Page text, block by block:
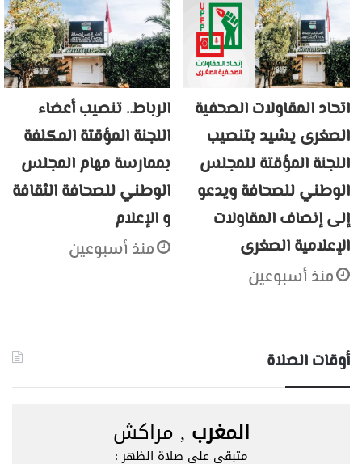
اتحاد المقاولات الصحفية
الصغرى يشيد بتنصيب
اللجنة المؤقتة للمجلس
الوطني للصحافة ويدعو
إلى إنصاف المقاولات
الإعلامية الصغرى
منذ أسبوعين
الرباط.. تنصيب أعضاء
اللجنة المؤقتة المكلفة
بممارسة مهام المجلس
الوطني للصحافة الثقافة
و الإعلام
منذ أسبوعين
أوقات الصلاة